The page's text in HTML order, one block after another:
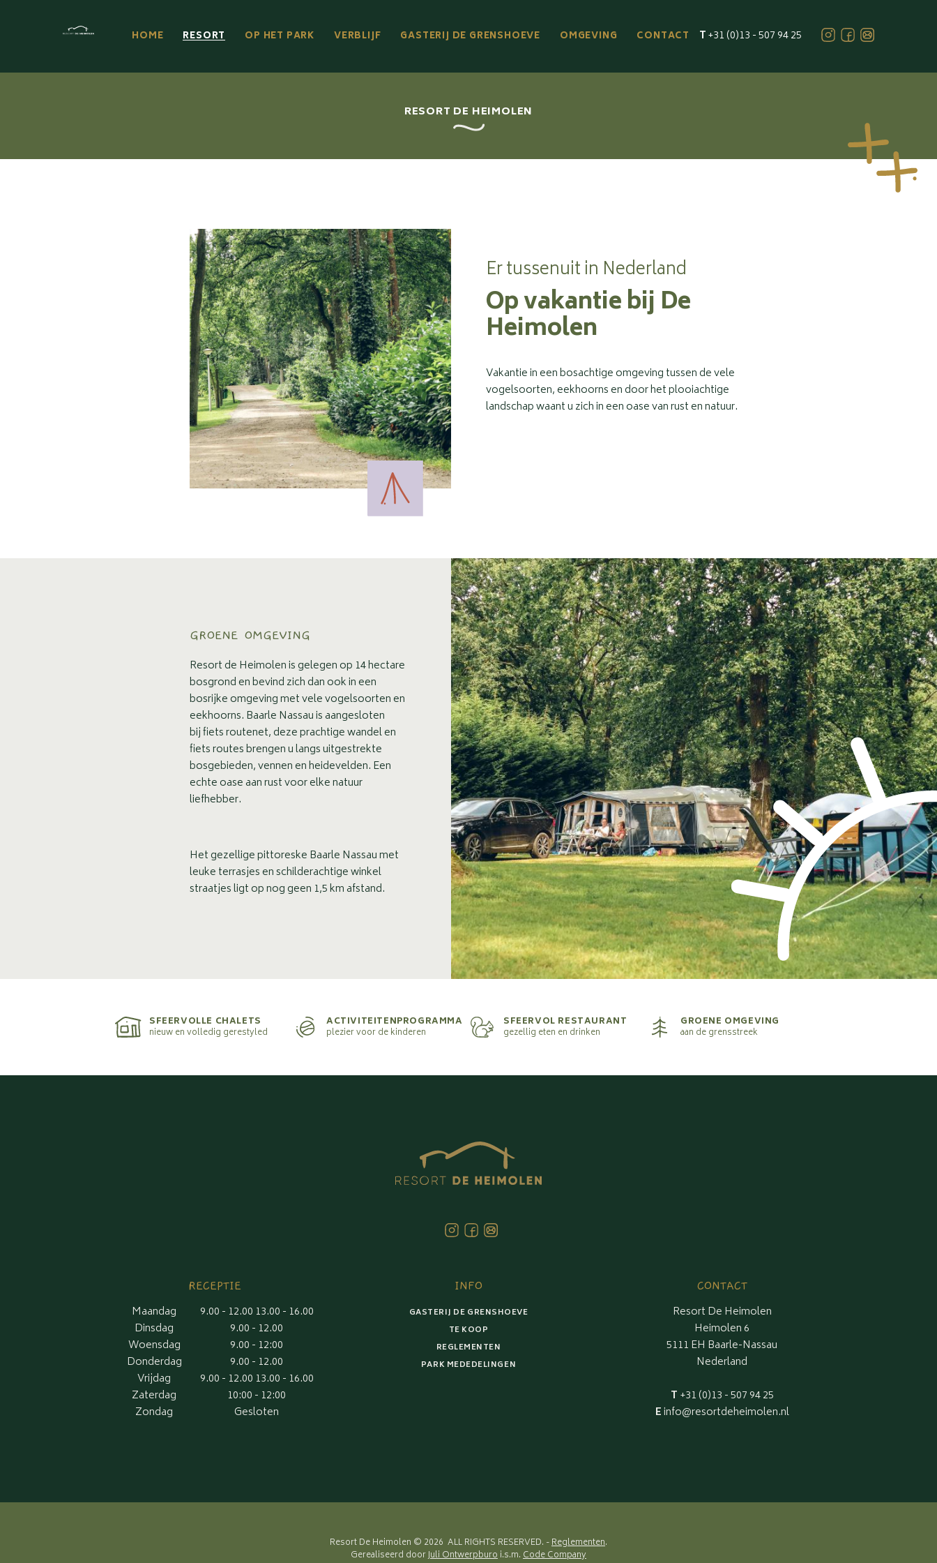
HOME RESORT OP HET PARK VERBLIJF GASTERIJ DE GRENSHOEVE OMGEVING CONTACT T+31 (0)13 - 507 94 25
RESORT DE HEIMOLEN
Er tussenuit in Nederland
Op vakantie bij De
Heimolen
Vakantie in een bosachtige omgeving tussen de vele
vogelsoorten, eekhoorns en door het plooiachtige
landschap waant u zich in een oase van rust en natuur.
GROENE OMGEVING
Resort de Heimolen is gelegen op 14 hectare
bosgrond en bevind zich dan ook in een
bosrijke omgeving met vele vogelsoorten en
eekhoorns. Baarle Nassau is aangesloten
bij fiets routenet, deze prachtige wandel en
fiets routes brengen u langs uitgestrekte
bosgebieden, vennen en heidevelden. Een
echte oase aan rust voor elke natuur
liefhebber.
Het gezellige pittoreske Baarle Nassau met
leuke terrasjes en schilderachtige winkel
straatjes ligt op nog geen 1,5 km afstand.
SFEERVOLLE CHALETS
nieuw en volledig gerestyled
ACTIVITEITENPROGRAMMA
plezier voor de kinderen
SFEERVOL RESTAURANT
gezellig eten en drinken
GROENE OMGEVING
aan de grensstreek
RECEPTIE
Maandag
9.00 - 12.00 13.00 - 16.00
Dinsdag
9.00 - 12.00
Woensdag
9.00 - 12:00
Donderdag
9.00 - 12.00
Vrijdag
9.00 - 12.00 13.00 - 16.00
Zaterdag
10:00 - 12:00
Zondag
Gesloten
INFO
GASTERIJ DE GRENSHOEVE
TE KOOP
REGLEMENTEN
PARK MEDEDELINGEN
CONTACT
Resort De Heimolen
Heimolen 6
5111 EH Baarle-Nassau
Nederland
T +31 (0)13 - 507 94 25
Einfo@resortdeheimolen.nl
Resort De Heimolen © 2026 ALL RIGHTS RESERVED. -Reglementen.
Gerealiseerd doorJuli Ontwerpburoi.s.m.Code Company